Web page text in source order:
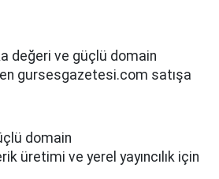
değeri ve güçlü domain
gursesgazetesi.com satışa
domain
üretimi ve yerel yayıncılık için